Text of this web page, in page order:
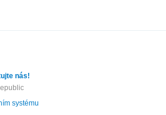
nás!